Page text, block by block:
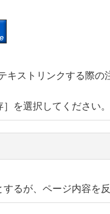
ストリンクする際の
を選択してください。
るが、ページ内容を